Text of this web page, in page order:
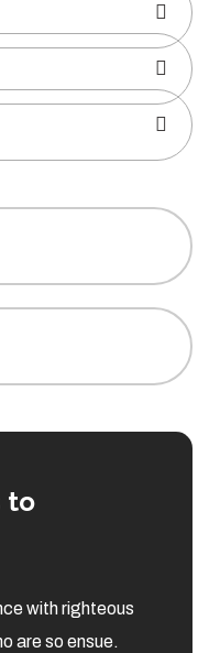
to
with righteous
are so ensue.